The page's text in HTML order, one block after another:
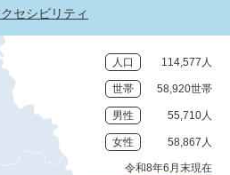
セシビリティ
人口 114,577人
世帯 58,920世帯
男性 55,710人
女性 58,867人
令和8年6月末現在